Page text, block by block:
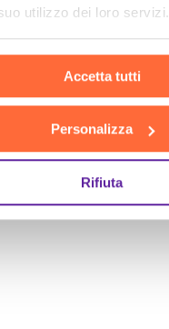
utilizzo dei loro servizi.
Accetta tutti
Personalizza
Rifiuta